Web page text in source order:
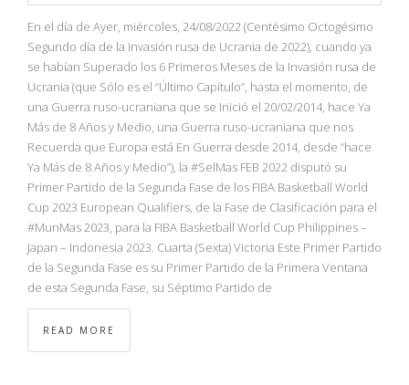
En el día de Ayer, miércoles, 24/08/2022 (Centésimo Octogésimo
Segundo día de la Invasión rusa de Ucrania de 2022), cuando ya
se habían Superado los 6 Primeros Meses de la Invasión rusa de
Ucrania (que Sólo es el “Último Capítulo”, hasta el momento, de
una Guerra ruso-ucraniana que se Inició el 20/02/2014, hace Ya
Más de 8 Años y Medio, una Guerra ruso-ucraniana que nos
Recuerda que Europa está En Guerra desde 2014, desde “hace
Ya Más de 8 Años y Medio”), la #SelMas FEB 2022 disputó su
Primer Partido de la Segunda Fase de los FIBA Basketball World
Cup 2023 European Qualifiers, de la Fase de Clasificación para el
#MunMas 2023, para la FIBA Basketball World Cup Philippines –
Japan – Indonesia 2023. Cuarta (Sexta) Victoria Este Primer Partido
de la Segunda Fase es su Primer Partido de la Primera Ventana
de esta Segunda Fase, su Séptimo Partido de
READ MORE